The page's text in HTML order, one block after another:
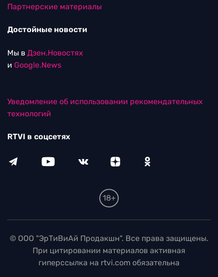
Партнерские материалы
Достойные новости
Мы в Дзен.Новостях
и Google.News
Уведомление об использовании рекомендательных
технологий
RTVI в соцсетях
18+
© ООО "ЭрТиВиАй Продакшн". Все права защищены.
При цитировании материалов активная
гиперссылка на rtvi.com обязательна